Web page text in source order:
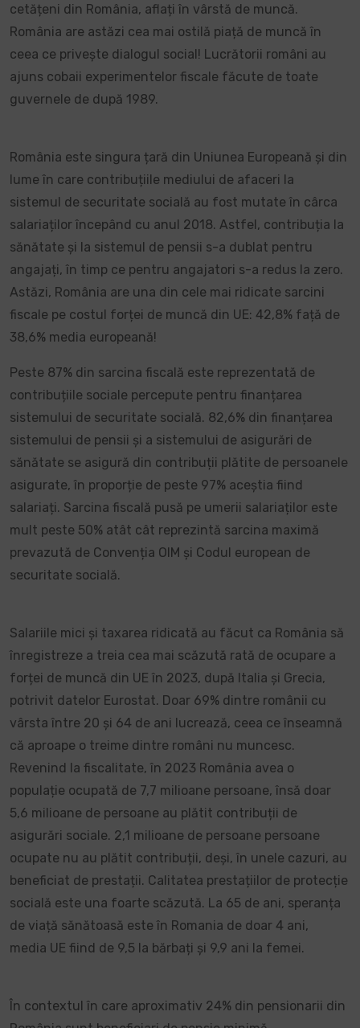
cetățeni din România, aflați în vârstă de muncă.
România are astăzi cea mai ostilă piață de muncă în
ceea ce privește dialogul social! Lucrătorii români au
ajuns cobaii experimentelor fiscale făcute de toate
guvernele de după 1989.
România este singura țară din Uniunea Europeană și din
lume în care contribuțiile mediului de afaceri la
sistemul de securitate socială au fost mutate în cârca
salariaților începând cu anul 2018. Astfel, contribuția la
sănătate și la sistemul de pensii s-a dublat pentru
angajați, în timp ce pentru angajatori s-a redus la zero.
Astăzi, România are una din cele mai ridicate sarcini
fiscale pe costul forței de muncă din UE: 42,8% față de
38,6% media europeană!
Peste 87% din sarcina fiscală este reprezentată de
contribuțiile sociale percepute pentru finanțarea
sistemului de securitate socială. 82,6% din finanțarea
sistemului de pensii și a sistemului de asigurări de
sănătate se asigură din contribuții plătite de persoanele
asigurate, în proporție de peste 97% aceștia fiind
salariați. Sarcina fiscală pusă pe umerii salariaților este
mult peste 50% atât cât reprezintă sarcina maximă
prevazută de Convenția OIM și Codul european de
securitate socială.
Salariile mici și taxarea ridicată au făcut ca România să
înregistreze a treia cea mai scăzută rată de ocupare a
forței de muncă din UE în 2023, după Italia și Grecia,
potrivit datelor Eurostat. Doar 69% dintre românii cu
vârsta între 20 și 64 de ani lucrează, ceea ce înseamnă
că aproape o treime dintre români nu muncesc.
Revenind la fiscalitate, în 2023 România avea o
populație ocupată de 7,7 milioane persoane, însă doar
5,6 milioane de persoane au plătit contribuții de
asigurări sociale. 2,1 milioane de persoane persoane
ocupate nu au plătit contribuții, deși, în unele cazuri, au
beneficiat de prestații. Calitatea prestațiilor de protecție
socială este una foarte scăzută. La 65 de ani, speranța
de viață sănătoasă este în Romania de doar 4 ani,
media UE fiind de 9,5 la bărbați și 9,9 ani la femei.
În contextul în care aproximativ 24% din pensionarii din